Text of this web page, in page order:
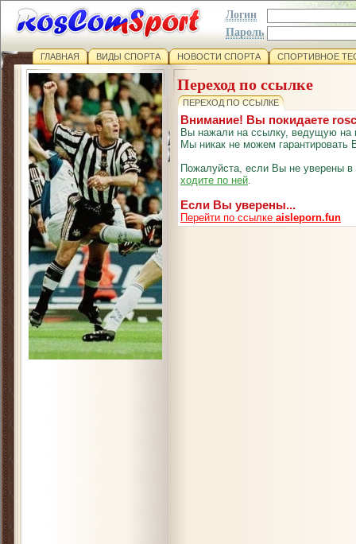
Логин
Пароль
ГЛАВНАЯ ВИДЫ СПОРТА НОВОСТИ СПОРТА СПОРТИВНОЕ
Переход по ссылке
ПЕРЕХОД ПО ССЫЛКЕ
Внимание! Вы покидаете
Вы нажали на ссылку, ведущую на
Мы никак не можем гарантировать
Пожалуйста, если Вы не уверены
ходите по ней.
Если Вы уверены...
Перейти по ссылке aisleporn.fun